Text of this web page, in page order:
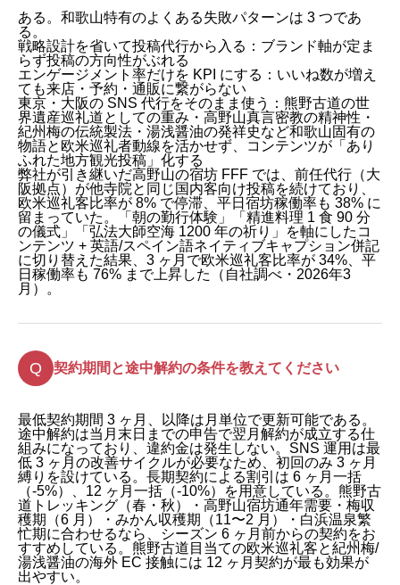
ある。和歌山特有のよくある失敗パターンは 3 つであ
る。
戦略設計を省いて投稿代行から入る：ブランド軸が定ま
らず投稿の方向性がぶれる
エンゲージメント率だけを KPI にする：いいね数が増え
ても来店・予約・通販に繋がらない
東京・大阪の SNS 代行をそのまま使う：熊野古道の世
界遺産巡礼道としての重み・高野山真言密教の精神性・
紀州梅の伝統製法・湯浅醤油の発祥史など和歌山固有の
物語と欧米巡礼者動線を活かせず、コンテンツが「あり
ふれた地方観光投稿」化する
弊社が引き継いだ高野山の宿坊 FFF では、前任代行（大
阪拠点）が他寺院と同じ国内客向け投稿を続けており、
欧米巡礼客比率が 8% で停滞、平日宿坊稼働率も 38% に
留まっていた。「朝の勤行体験」「精進料理 1 食 90 分
の儀式」「弘法大師空海 1200 年の祈り」を軸にしたコ
ンテンツ + 英語/スペイン語ネイティブキャプション併記
に切り替えた結果、3 ヶ月で欧米巡礼客比率が 34%、平
日稼働率も 76% まで上昇した（自社調べ・2026年3
月）。
契約期間と途中解約の条件を教えてください
最低契約期間 3 ヶ月、以降は月単位で更新可能である。
途中解約は当月末日までの申告で翌月解約が成立する仕
組みになっており、違約金は発生しない。SNS 運用は最
低 3 ヶ月の改善サイクルが必要なため、初回のみ 3 ヶ月
縛りを設けている。長期契約による割引は 6 ヶ月一括
（-5%）、12 ヶ月一括（-10%）を用意している。熊野古
道トレッキング（春・秋）・高野山宿坊通年需要・梅収
穫期（6 月）・みかん収穫期（11〜2 月）・白浜温泉繁
忙期に合わせるなら、シーズン 6 ヶ月前からの契約をお
すすめしている。熊野古道目当ての欧米巡礼客と紀州梅/
湯浅醤油の海外 EC 接触には 12 ヶ月契約が最も効果が
出やすい。